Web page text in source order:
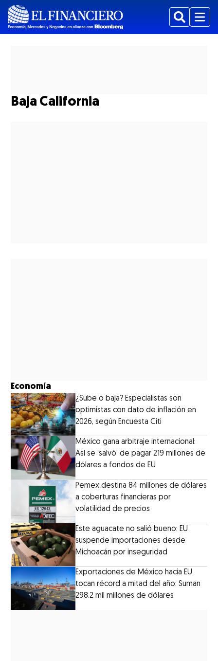
BuscarMenu
Baja California
Economía
¿Sube o baja? Especialistas son
optimistas con dato de inflación en
2026, según Encuesta Citi
México gana arbitraje internacional:
Así se ‘salvó’ de pagar 219 millones de
dólares a fondos de EU
Pemex destina 84 millones de dólares
a coberturas financieras por
volatilidad de precios
Este aguacate no salió bueno: EU
suspende importaciones desde
Michoacán por inseguridad
Exportaciones de México hacia EU
tocan récord a mitad del año: Suman
298.2 mil millones de dólares